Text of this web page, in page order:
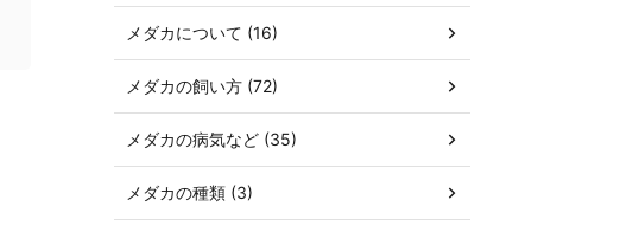
メダカについて (16)
メダカの飼い方 (72)
メダカの病気など (35)
メダカの種類 (3)